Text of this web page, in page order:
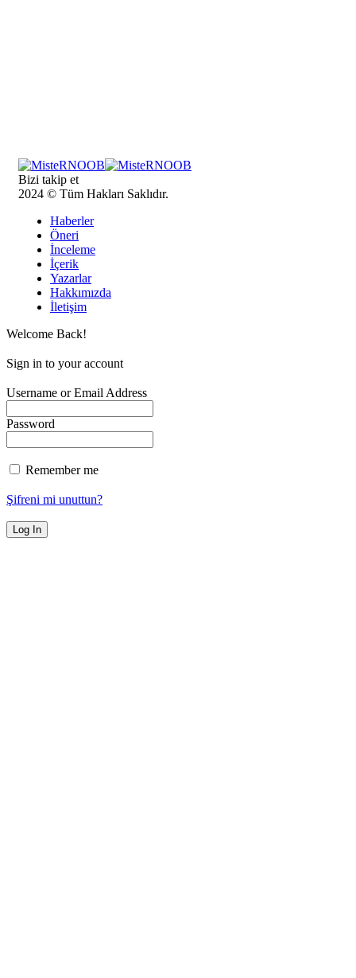
Bizi takip et
2024 © Tüm Hakları Saklıdır.
Haberler
Öneri
İnceleme
İçerik
Yazarlar
Hakkımızda
İletişim
Welcome Back!
Sign in to your account
Username or Email Address
Password
Remember me
Şifreni mi unuttun?